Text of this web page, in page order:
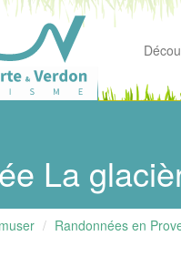
La
Randonnées en